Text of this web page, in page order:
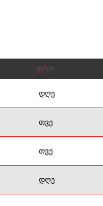
დრო
დღე
თვე
თვე
დღე